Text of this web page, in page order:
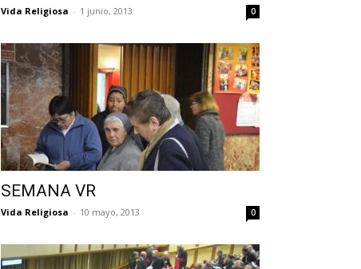
Vida Religiosa - 1 junio, 2013 0
SEMANA VR
Vida Religiosa - 10 mayo, 2013 0